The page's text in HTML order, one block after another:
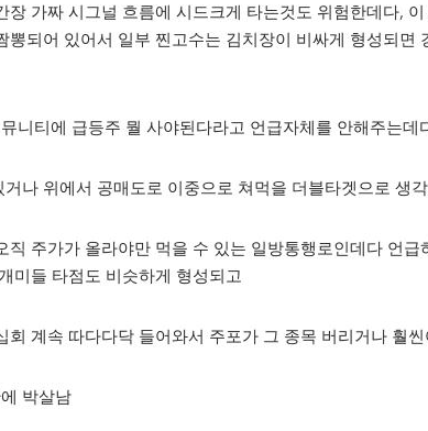
장 가짜 시그널 흐름에 시드크게 타는것도 위험한데다,
뽕되어 있어서 일부 찐고수는 김치장이 비싸게 형성되
니티에 급등주 뭘 사야된다라고 언급자체를 안해주는데
나 위에서 공매도로 이중으로 쳐먹을 더블타겟으로 생
직 주가가 올라야만 먹을 수 있는 일방통행로인데다 언
미들 타점도 비슷하게 형성되고
회 계속 따다다닥 들어와서 주포가 그 종목 버리거나 훨
박살남